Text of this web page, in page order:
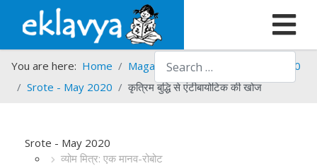
Search
You are here: Home Magazines Srote
Srote - 2020
Srote - May 2020
कृत्रिम बुद्धि से एंटीबायोटिक की खोज
Srote - May 2020
व्योम मित्र: एक मानव-रोबोट